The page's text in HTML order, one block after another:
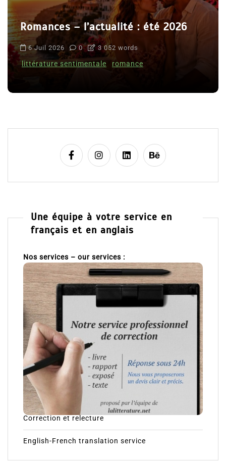
Romances – l’actualité : été 2026
6 Juil 2026 0 3 052 words
littérature sentimentale romance
Une équipe à votre service en
français et en anglais
Nos services – our services :
Correction et relecture
English-French translation service